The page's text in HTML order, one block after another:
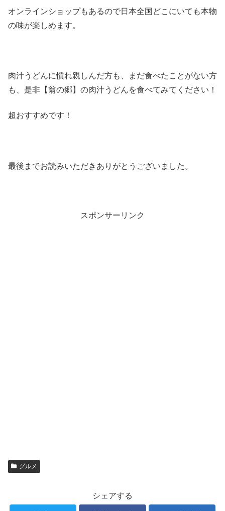
オンラインショップもあるので日本全国どこにいても本物
の味が楽しめます。
肉汁うどんに慣れ親しんだ方も、まだ食べたことがない方
も、是非【翁の郷】の肉汁うどんを食べてみてください！
超おすすめです！
最後までお読みいただきありがとうございました。
スポンサーリンク
グルメ
シェアする